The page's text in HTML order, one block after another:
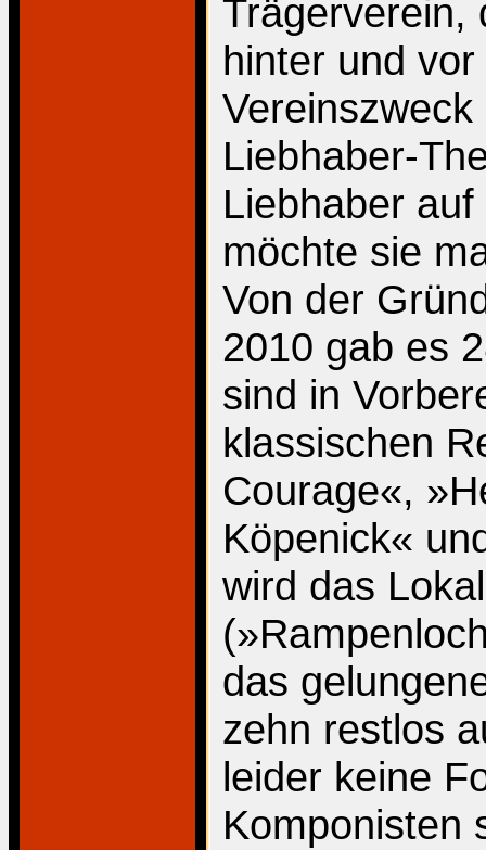
Trägerverein,
hinter und
Liebhaber-
Liebhaber
möchte sie
Von der
2010 gab es
sind in
klassischen
Courage«,
Köpenick«
wird das
das
zehn restlos
leider keine
Komponisten